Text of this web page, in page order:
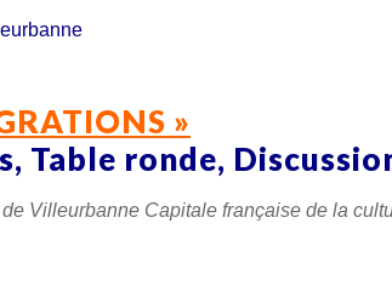
»
Table ronde,
Villeurbanne Capitale française de la